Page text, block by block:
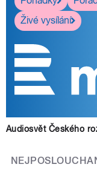
Živé vysílání
Audiosvět Českého